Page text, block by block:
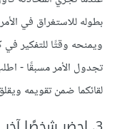
بطوله للاستغراق في
ويمنحه وقتًا للتفكير
تجدول الأمر مسبقًا -
لقائكما ضمن تقويمه